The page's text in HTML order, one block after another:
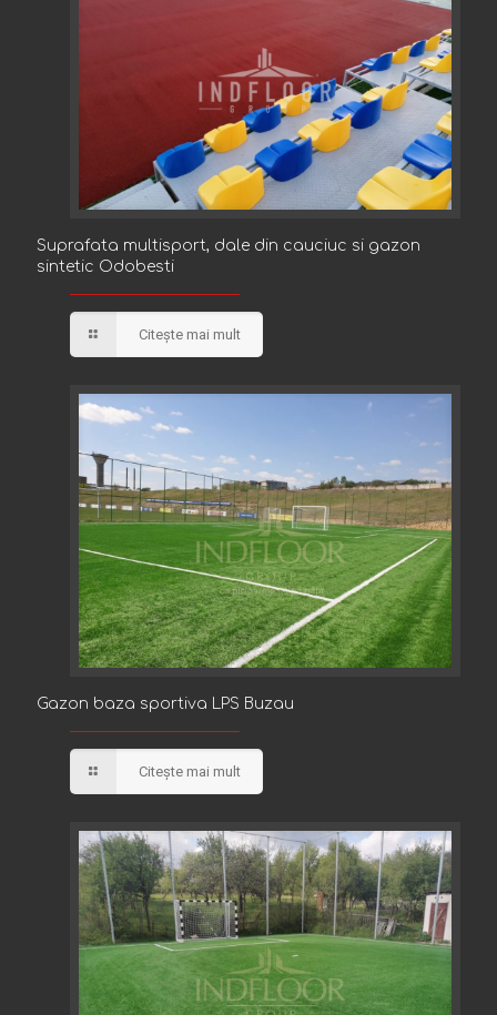
Suprafata multisport, dale din cauciuc si gazon
sintetic Odobesti
Suprafata multisport, dale din cauciuc si gazon
sintetic Odobesti
Citește mai mult
Gazon baza sportiva LPS Buzau
Gazon baza sportiva LPS Buzau
Citește mai mult